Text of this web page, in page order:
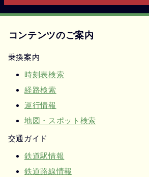
コンテンツのご案内
乗換案内
時刻表検索
経路検索
運行情報
地図・スポット検索
交通ガイド
鉄道駅情報
鉄道路線情報